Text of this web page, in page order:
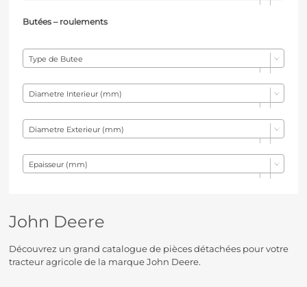
John Deere
Découvrez un grand catalogue de pièces détachées pour votre
tracteur agricole de la marque John Deere.
Butées – roulements
Type de Butee
Diametre Interieur (mm)
Diametre Exterieur (mm)
Epaisseur (mm)